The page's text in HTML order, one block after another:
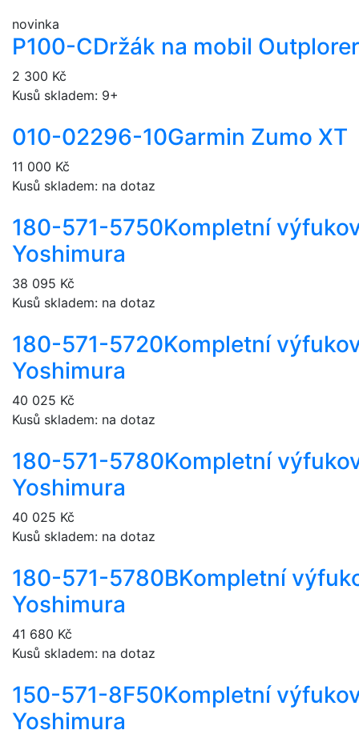
novinka
P100-CDržák na mobil
2 300 Kč
Kusů skladem: 9+
010-02296-10Garmin Zumo XT
11 000 Kč
Kusů skladem: na dotaz
180-571-5750Kompletní
Yoshimura
38 095 Kč
Kusů skladem: na dotaz
180-571-5720Kompletní
Yoshimura
40 025 Kč
Kusů skladem: na dotaz
180-571-5780Kompletní
Yoshimura
40 025 Kč
Kusů skladem: na dotaz
180-571-5780BKompletní
Yoshimura
41 680 Kč
Kusů skladem: na dotaz
150-571-8F50Kompletní
Yoshimura